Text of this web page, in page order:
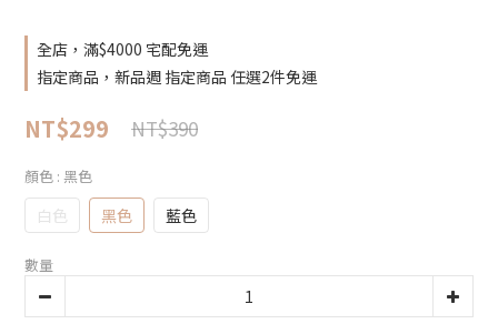
全店，滿$4000 宅配免運
指定商品，新品週 指定商品 任選2件免運
NT$299 NT$390
顏色 : 黑色
白色 黑色 藍色
數量